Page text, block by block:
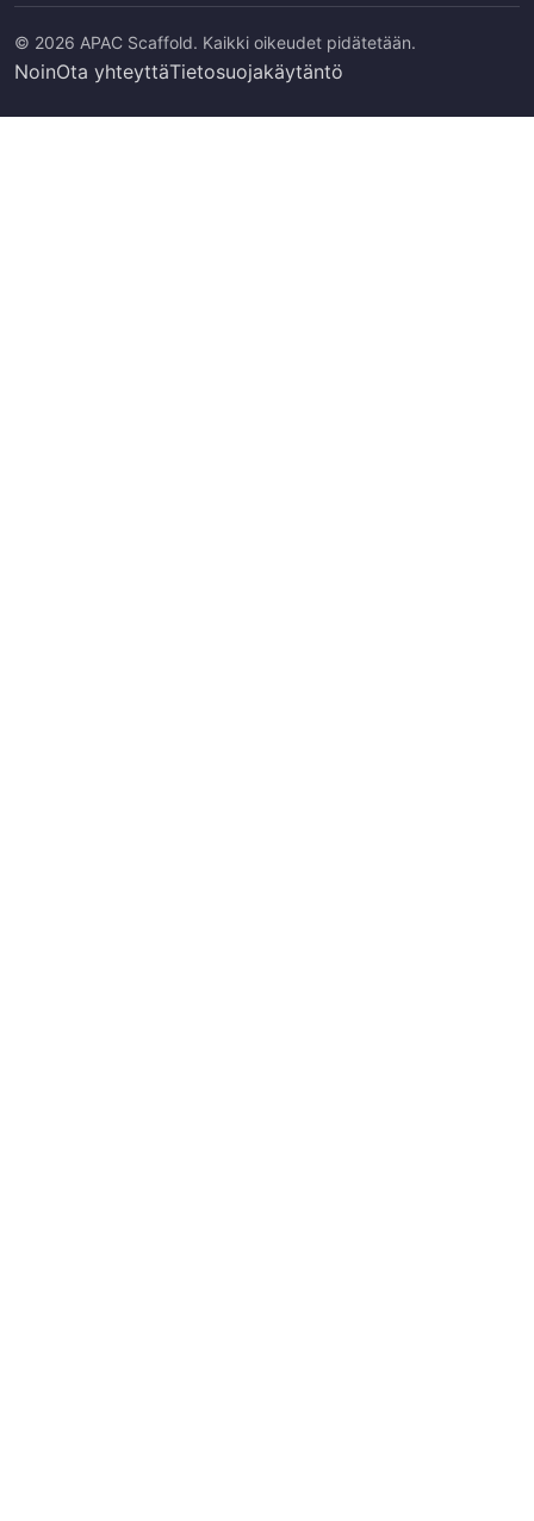
© 2026 APAC Scaffold. Kaikki oikeudet pidätetään.
NoinOta yhteyttäTietosuojakäytäntö